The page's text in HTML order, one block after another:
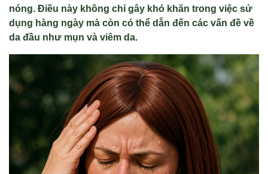
nóng. Điều này không chỉ gây khó khăn trong việc sử
dụng hàng ngày mà còn có thể dẫn đến các vấn đề về
da đầu như mụn và viêm da.